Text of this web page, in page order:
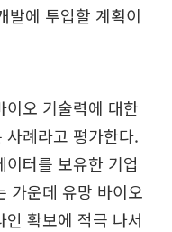
발에 투입할 계획이
오 기술력에 대한
례라고 평가한다.
터를 보유한 기업
가운데 유망 바이오
확보에 적극 나서